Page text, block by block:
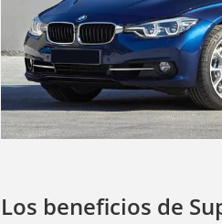
Los beneficios de